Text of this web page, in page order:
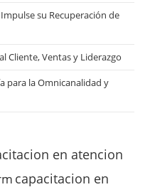
su Recuperación de
Cliente, Ventas y Liderazgo
para la Omnicanalidad y
en atencion
capacitacion en